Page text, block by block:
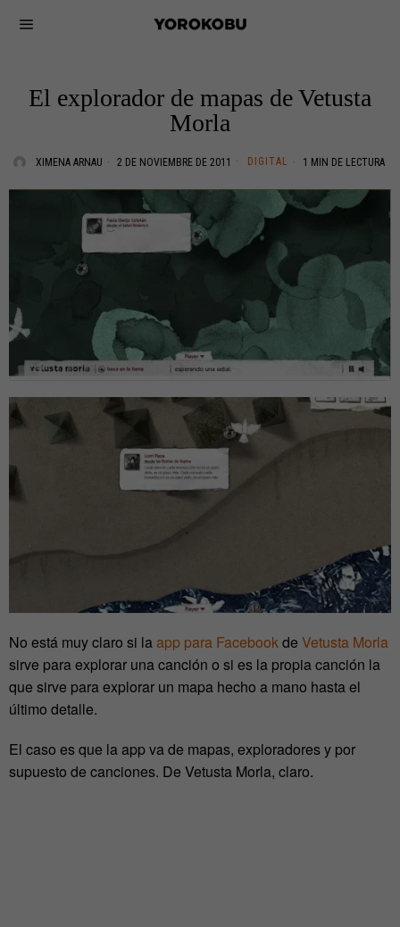
El explorador de mapas de Vetusta
Morla
XIMENA ARNAU 2 DE NOVIEMBRE DE 2011 DIGITAL 1 MIN DE LECTURA
No está muy claro si laapp para Facebookde Vetusta Morla
sirve para explorar una canción o si es la propia canción la
que sirve para explorar un mapa hecho a mano hasta el
último detalle.
El caso es que la app va de mapas, exploradores y por
supuesto de canciones. De Vetusta Morla, claro.